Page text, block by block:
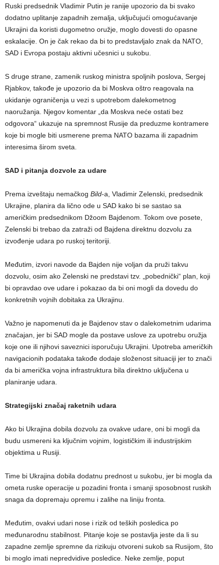
Ruski predsednik Vladimir Putin je ranije upozorio da bi svako
dodatno uplitanje zapadnih zemalja, uključujući omogućavanje
Ukrajini da koristi dugometno oružje, moglo dovesti do opasne
eskalacije. On je čak rekao da bi to predstavljalo znak da NATO,
SAD i Evropa postaju aktivni učesnici u sukobu.
S druge strane, zamenik ruskog ministra spoljnih poslova, Sergej
Rjabkov, takođe je upozorio da bi Moskva oštro reagovala na
ukidanje ograničenja u vezi s upotrebom dalekometnog
naoružanja. Njegov komentar „da Moskva neće ostati bez
odgovora“ ukazuje na spremnost Rusije da preduzme kontramere
koje bi mogle biti usmerene prema NATO bazama ili zapadnim
interesima širom sveta.
SAD i pitanja dozvole za udare
Prema izveštaju nemačkog Bild-a, Vladimir Zelenski, predsednik
Ukrajine, planira da lično ode u SAD kako bi se sastao sa
američkim predsednikom Džoom Bajdenom. Tokom ove posete,
Zelenski bi trebao da zatraži od Bajdena direktnu dozvolu za
izvođenje udara po ruskoj teritoriji.
Međutim, izvori navode da Bajden nije voljan da pruži takvu
dozvolu, osim ako Zelenski ne predstavi tzv. „pobednički“ plan, koji
bi opravdao ove udare i pokazao da bi oni mogli da dovedu do
konkretnih vojnih dobitaka za Ukrajinu.
Važno je napomenuti da je Bajdenov stav o dalekometnim udarima
značajan, jer bi SAD mogle da postave uslove za upotrebu oružja
koje one ili njihovi saveznici isporučuju Ukrajini. Upotreba američkih
navigacionih podataka takođe dodaje složenost situaciji jer to znači
da bi američka vojna infrastruktura bila direktno uključena u
planiranje udara.
Strategijski značaj raketnih udara
Ako bi Ukrajina dobila dozvolu za ovakve udare, oni bi mogli da
budu usmereni ka ključnim vojnim, logističkim ili industrijskim
objektima u Rusiji.
Time bi Ukrajina dobila dodatnu prednost u sukobu, jer bi mogla da
ometa ruske operacije u pozadini fronta i smanji sposobnost ruskih
snaga da dopremaju opremu i zalihe na liniju fronta.
Međutim, ovakvi udari nose i rizik od teških posledica po
međunarodnu stabilnost. Pitanje koje se postavlja jeste da li su
zapadne zemlje spremne da rizikuju otvoreni sukob sa Rusijom, što
bi moglo imati nepredvidive posledice. Neke zemlje, poput